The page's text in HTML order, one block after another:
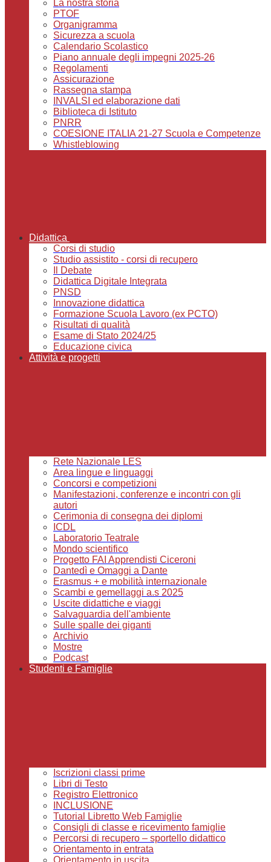
La nostra storia
PTOF
Organigramma
Sicurezza a scuola
Calendario Scolastico
Piano annuale degli impegni 2025-26
Regolamenti
Assicurazione
Rassegna stampa
INVALSI ed elaborazione dati
Biblioteca di Istituto
PNRR
COESIONE ITALIA 21-27 Scuola e Competenze
Whistleblowing
Didattica
Corsi di studio
Studio assistito - corsi di recupero
Il Debate
Didattica Digitale Integrata
PNSD
Innovazione didattica
Formazione Scuola Lavoro (ex PCTO)
Risultati di qualità
Esame di Stato 2024/25
Educazione civica
Attività e progetti
Rete Nazionale LES
Area lingue e linguaggi
Concorsi e competizioni
Manifestazioni, conferenze e incontri con gli
autori
Cerimonia di consegna dei diplomi
ICDL
Laboratorio Teatrale
Mondo scientifico
Progetto FAI Apprendisti Ciceroni
Dantedì e Omaggi a Dante
Erasmus + e mobilità internazionale
Scambi e gemellaggi a.s 2025
Uscite didattiche e viaggi
Salvaguardia dell'ambiente
Sulle spalle dei giganti
Archivio
Mostre
Podcast
Studenti e Famiglie
Iscrizioni classi prime
Libri di Testo
Registro Elettronico
INCLUSIONE
Tutorial Libretto Web Famiglie
Consigli di classe e ricevimento famiglie
Percorsi di recupero – sportello didattico
Orientamento in entrata